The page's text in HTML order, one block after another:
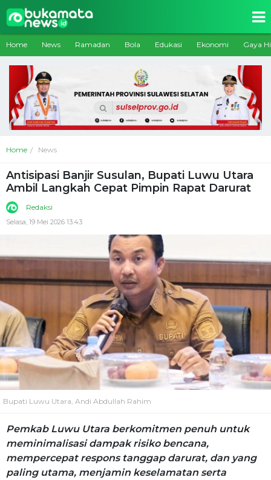
Home News Ramadan Bola Edukasi Ekonomi Gaya
Home News
Antisipasi Banjir Susulan, Bupati Luwu Utara
Ambil Langkah Cepat Pimpin Rapat Darurat
Redaksi
Selasa, 19 Mei 2026 13:43
Bupati Luwu Utara, Andi Abdullah Rahim
Pemkab Luwu Utara berkomitmen penuh untuk
meminimalisasi dampak risiko bencana,
mempercepat respons tanggap darurat, dan yang
paling utama, menjamin keselamatan serta